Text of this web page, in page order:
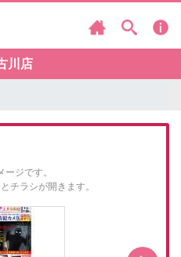
川店
ジです。
チラシが開きます。